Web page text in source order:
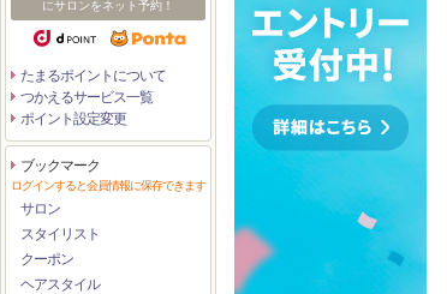
にサロンをネット予約！
たまるポイントについて
つかえるサービス一覧
ポイント設定変更
ブックマーク
ログインすると会員情報に保存できます
サロン
スタイリスト
クーポン
ヘアスタイル